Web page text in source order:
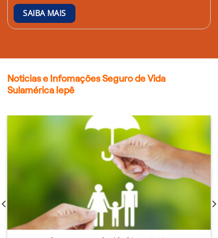
SAIBA MAIS
Noticias e Infomações Seguro de Vida
Sulamérica Iepê